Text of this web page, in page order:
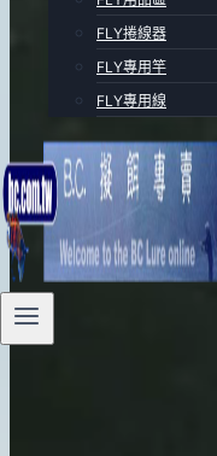
FLY捲線器
FLY專用竿
FLY專用線